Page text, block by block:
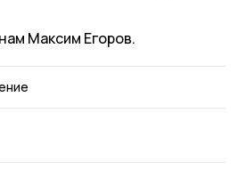
Максим Егоров.